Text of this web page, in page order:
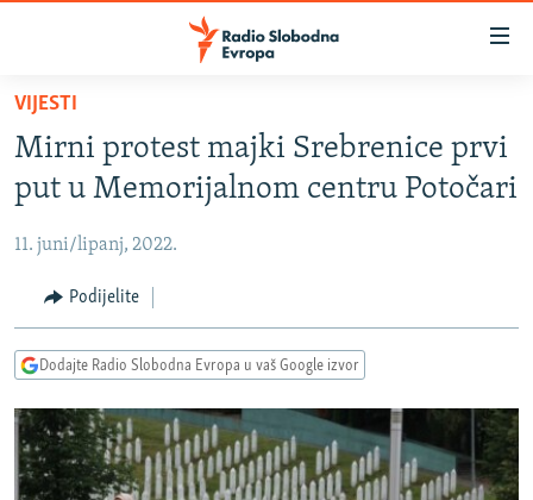
Pređite
glavni
sadržaj
Pređite
na
navigaciju
Pređite
na
BOSNA I HERCEGOVINA
SRBIJA
KOSOVO
CRNA GORA
VIDEO
FOTOGALERIJE
INFOGRAFIKE
PODCASTI
RAT U UKRAJINI
KINA NA BALKANU
VIJESTI
Mirni protest majki Srebrenice prvi
put u Memorijalnom centru Potočari
11. juni/lipanj, 2022.
Podijelite
Dodajte Radio Slobodna Evropa u vaš Google izvor